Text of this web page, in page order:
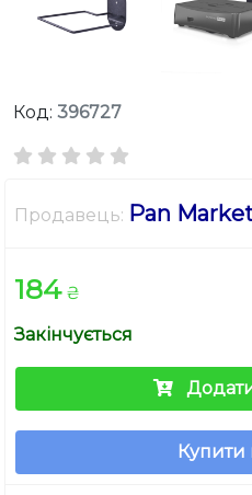
Код: 396727
Продавець: Pan
184 ₴
Закінчується
Купити